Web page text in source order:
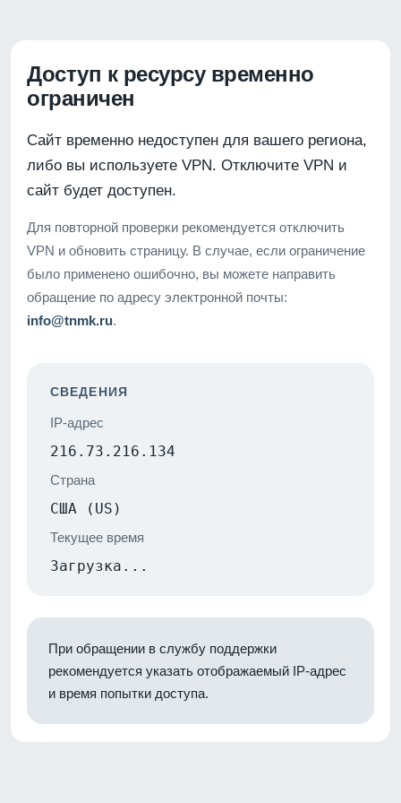
Доступ к ресурсу временно
ограничен
Сайт временно недоступен для вашего региона,
либо вы используете VPN. Отключите VPN и
сайт будет доступен.
Для повторной проверки рекомендуется отключить
VPN и обновить страницу. В случае, если ограничение
было применено ошибочно, вы можете направить
обращение по адресу электронной почты:
info@tnmk.ru.
СВЕДЕНИЯ
IP-адрес
216.73.216.134
Страна
США (US)
Текущее время
Загрузка...
При обращении в службу поддержки
рекомендуется указать отображаемый IP-адрес
и время попытки доступа.